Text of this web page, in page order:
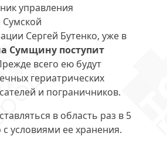
управления
Сергей Бутенко, уже в
Сумщину поступит
всего ею будут
гериатрических
и пограничников.
в область раз в 5
условиями ее хранения.